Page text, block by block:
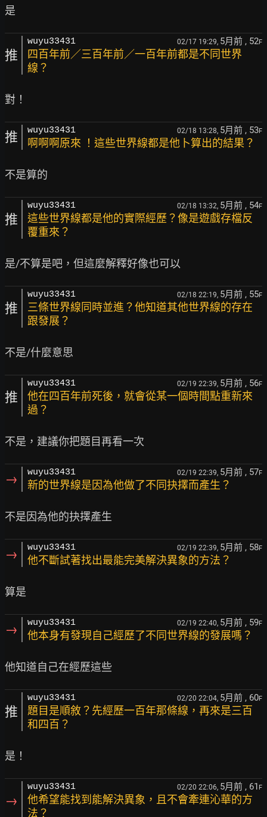
推
wuyu33431 02/17 19:29, 5月前 , 52F
四百年前／三百年前／一百年前都是不同世界
線？
推 wuyu33431 02/18 13:28, 5月前 , 53F
啊啊啊原來 ！這些世界線都是他卜算出的結果？
推
wuyu33431 02/18 13:32, 5月前 , 54F
這些世界線都是他的實際經歷？像是遊戲存檔反
覆重來？
推
wuyu33431 02/18 22:19, 5月前 , 55F
三條世界線同時並進？他知道其他世界線的存在
跟發展？
推
wuyu33431 02/19 22:39, 5月前 , 56F
他在四百年前死後，就會從某一個時間點重新來
過？
→ wuyu33431 02/19 22:39, 5月前 , 57F
新的世界線是因為他做了不同抉擇而產生？
→ wuyu33431 02/19 22:39, 5月前 , 58F
他不斷試著找出最能完美解決異象的方法？
→ wuyu33431 02/19 22:40, 5月前 , 59F
他本身有發現自己經歷了不同世界線的發展嗎？
推
wuyu33431 02/20 22:04, 5月前 , 60F
題目是順敘？先經歷一百年那條線，再來是三百
和四百？
→
wuyu33431 02/20 22:06, 5月前 , 61 F
他希望能找到能解決異象，且不會牽連沁華的方
法？